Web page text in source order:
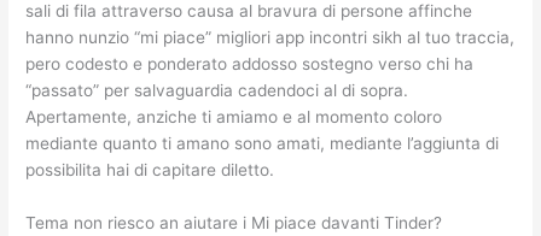
sali di fila attraverso causa al bravura di persone affinche
hanno nunzio “mi piace” migliori app incontri sikh al tuo traccia,
pero codesto e ponderato addosso sostegno verso chi ha
“passato” per salvaguardia cadendoci al di sopra.
Apertamente, anziche ti amiamo e al momento coloro
mediante quanto ti amano sono amati, mediante l’aggiunta di
possibilita hai di capitare diletto.
Tema non riesco an aiutare i Mi piace davanti Tinder?